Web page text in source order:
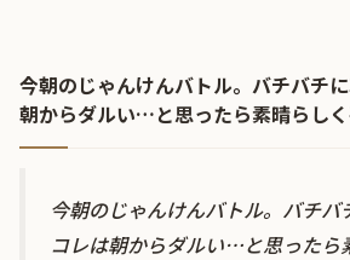
今朝のじゃんけんバトル。バチバチ
朝からダルい…と思ったら素晴らし
今朝のじゃんけんバトル。バチバ
コレは朝からダルい…と思ったら